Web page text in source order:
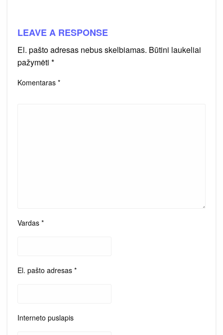
LEAVE A RESPONSE
El. pašto adresas nebus skelbiamas. Būtini laukeliai
pažymėti *
Komentaras *
Vardas *
El. pašto adresas *
Interneto puslapis